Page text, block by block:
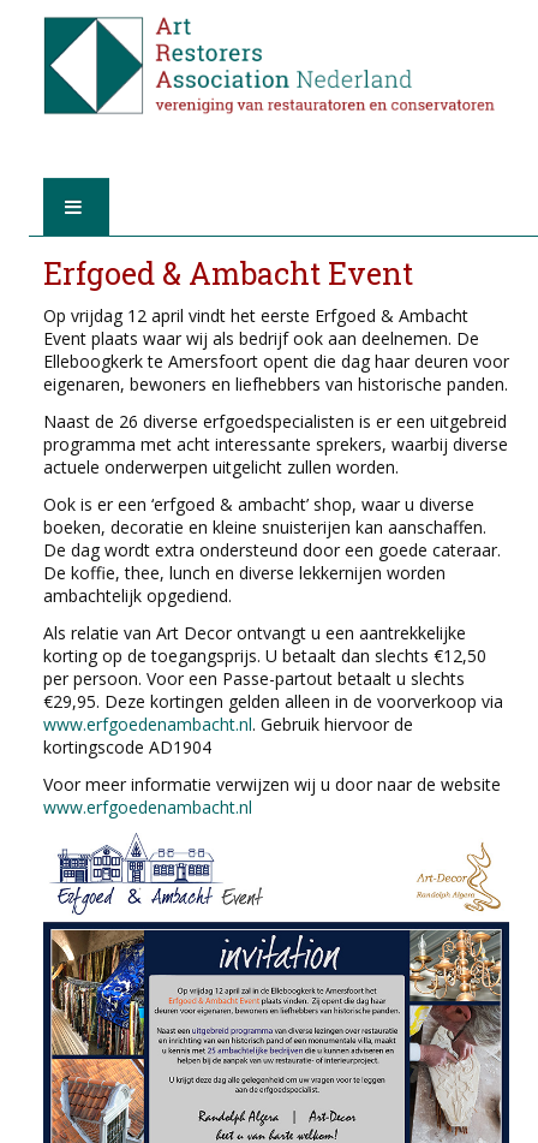
HOME
OVER A.R.A.
DE RESTAURATOREN
LID WORDEN
VIND EEN RESTAURATOR
EDUCATIE
NIEUWS
CONTACT
Selecteer de taal
Erfgoed & Ambacht Event
Op vrijdag 12 april vindt het eerste Erfgoed & Ambacht
Event plaats waar wij als bedrijf ook aan deelnemen. De
Elleboogkerk te Amersfoort opent die dag haar deuren voor
eigenaren, bewoners en liefhebbers van historische panden.
Naast de 26 diverse erfgoedspecialisten is er een uitgebreid
programma met acht interessante sprekers, waarbij diverse
actuele onderwerpen uitgelicht zullen worden.
Ook is er een ‘erfgoed & ambacht’ shop, waar u diverse
boeken, decoratie en kleine snuisterijen kan aanschaffen.
De dag wordt extra ondersteund door een goede cateraar.
De koffie, thee, lunch en diverse lekkernijen worden
ambachtelijk opgediend.
Als relatie van Art Decor ontvangt u een aantrekkelijke
korting op de toegangsprijs. U betaalt dan slechts €12,50
per persoon. Voor een Passe-partout betaalt u slechts
€29,95. Deze kortingen gelden alleen in de voorverkoop via
www.erfgoedenambacht.nl. Gebruik hiervoor de
kortingscode AD1904
Voor meer informatie verwijzen wij u door naar de website
www.erfgoedenambacht.nl